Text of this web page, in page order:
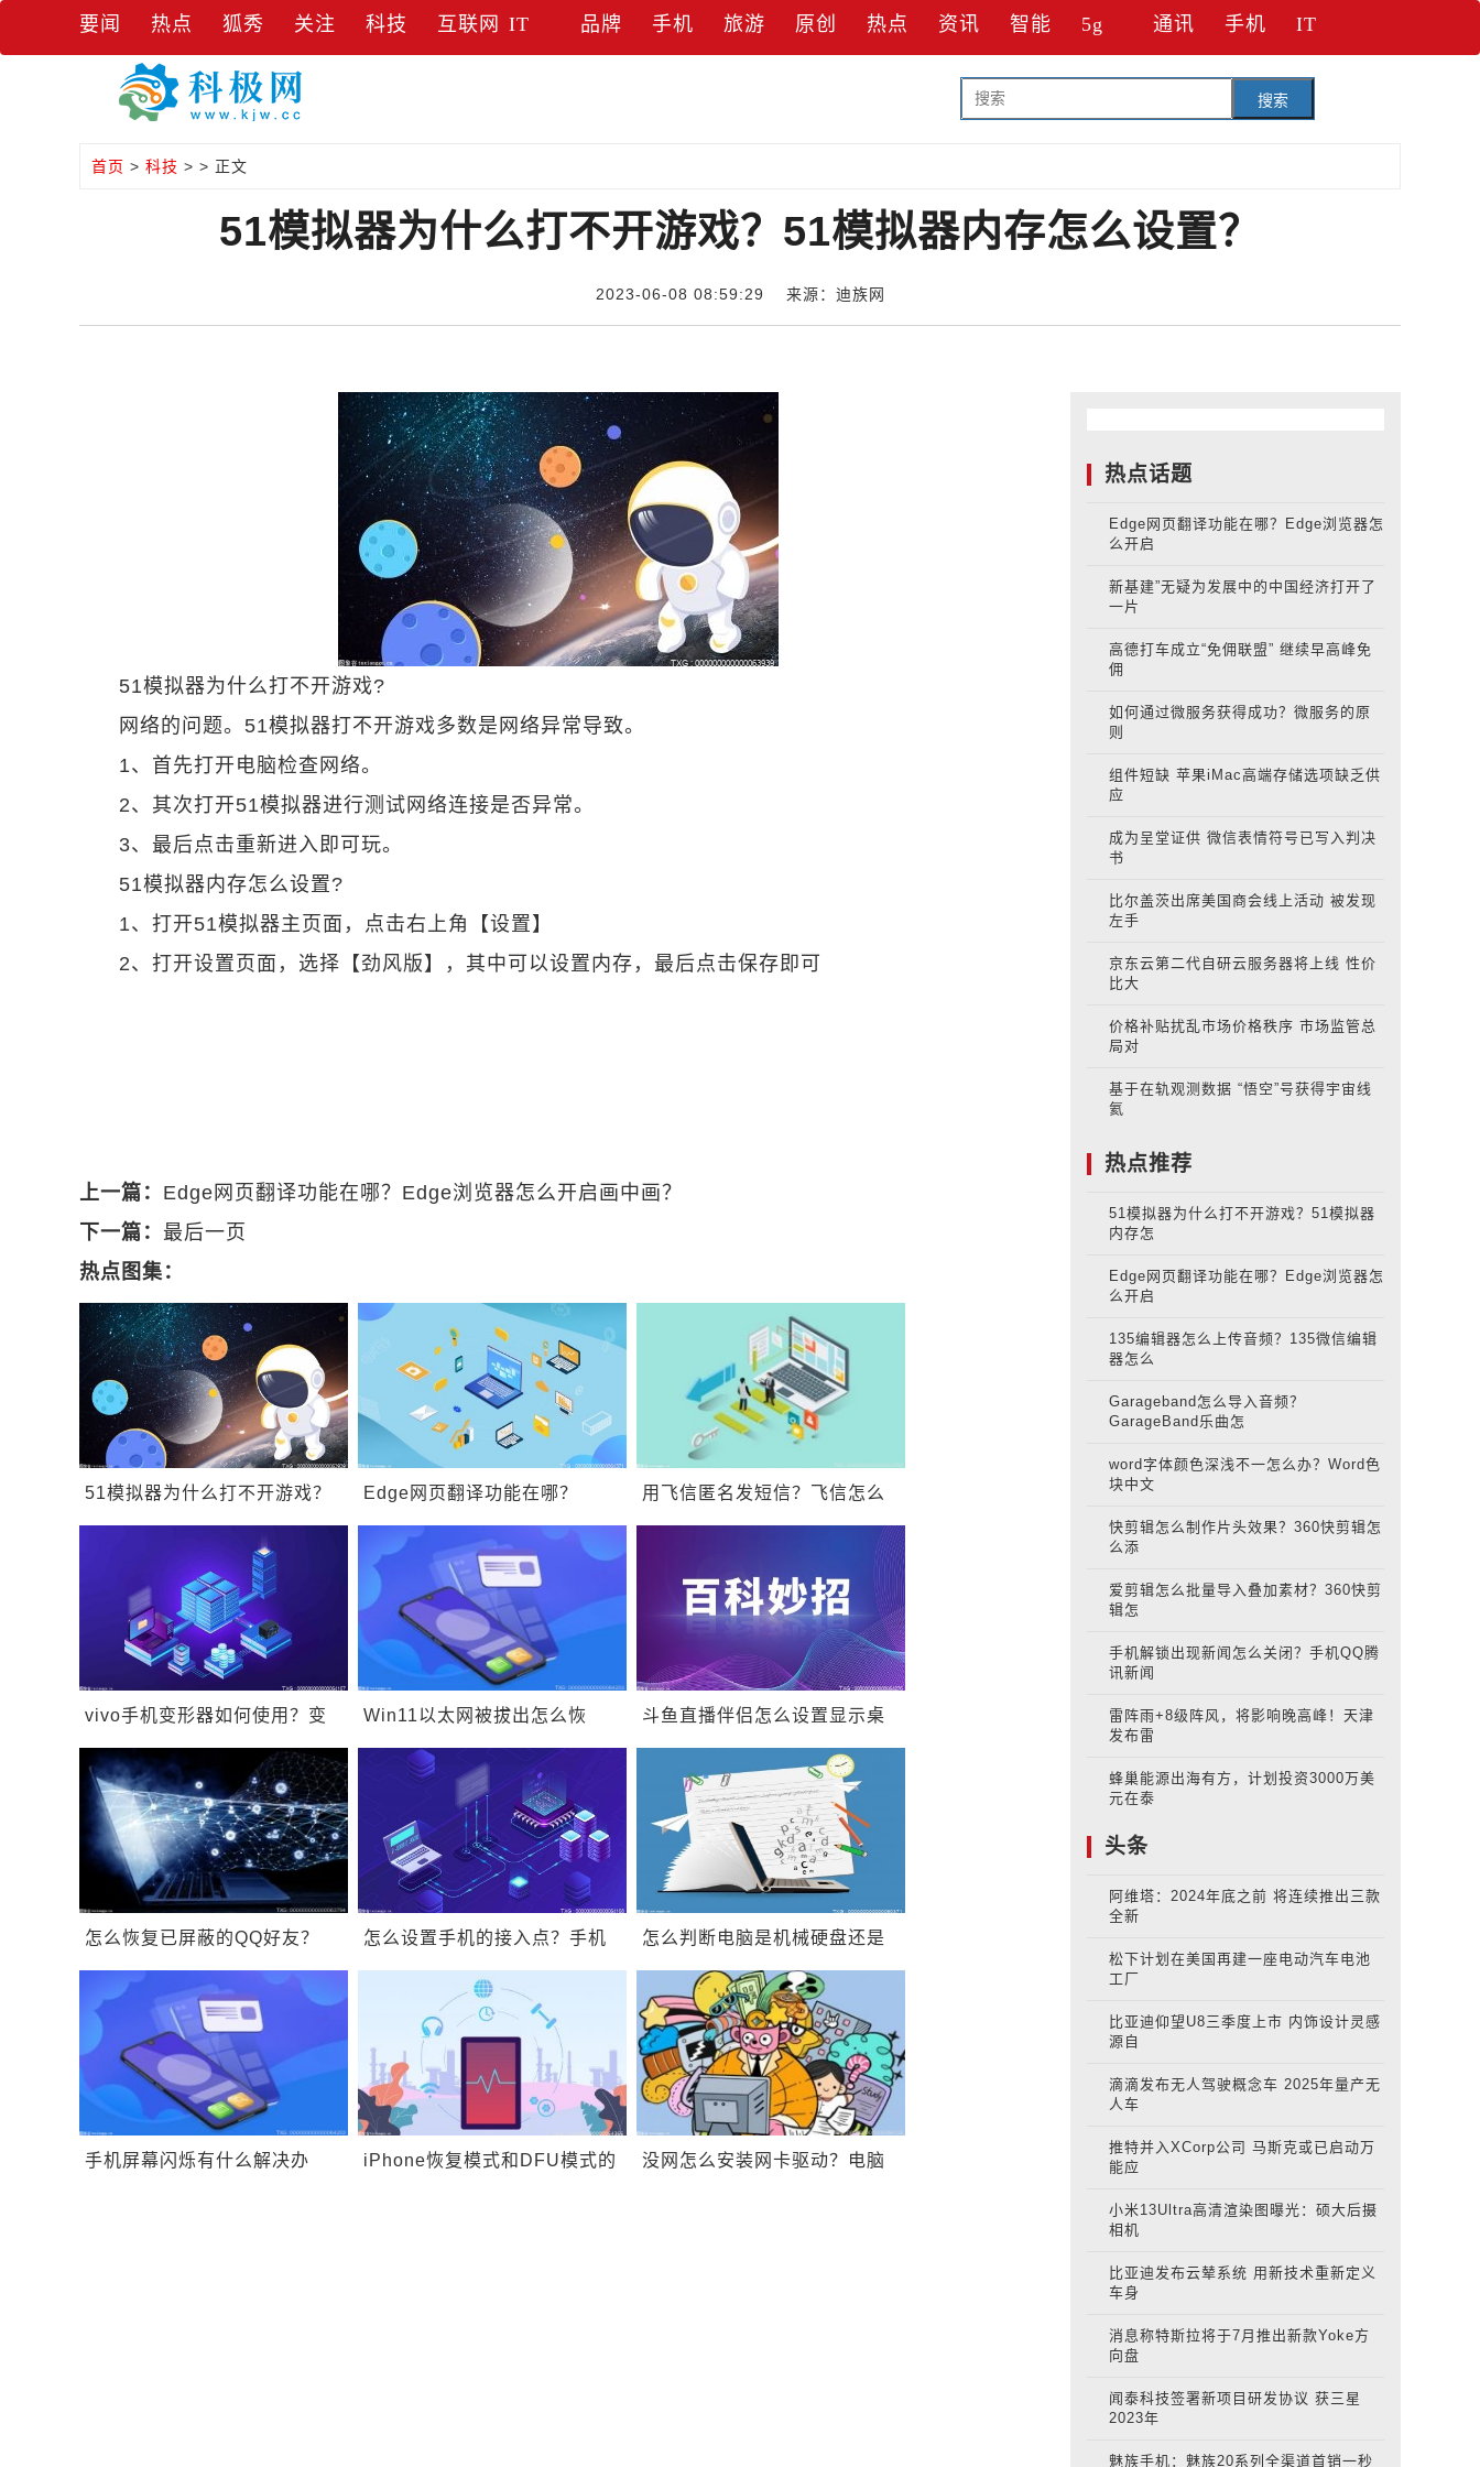
要闻 热点 狐秀 关注 科技 互联网 IT 品牌 手机 旅游 原创 热点 资讯 智能 5g 通讯 手机 IT
搜索
首页 > 科技 > > 正文
51模拟器为什么打不开游戏？51模拟器内存怎么设置？
2023-06-08 08:59:29 来源：迪族网
51模拟器为什么打不开游戏?
网络的问题。51模拟器打不开游戏多数是网络异常导致。
1、首先打开电脑检查网络。
2、其次打开51模拟器进行测试网络连接是否异常。
3、最后点击重新进入即可玩。
51模拟器内存怎么设置?
1、打开51模拟器主页面，点击右上角【设置】
2、打开设置页面，选择【劲风版】，其中可以设置内存，最后点击保存即可
上一篇： Edge网页翻译功能在哪？Edge浏览器怎么开启画中画？
下一篇： 最后一页
热点图集：
51模拟器为什么打不开游戏？ Edge网页翻译功能在哪？ 用飞信匿名发短信？飞信怎么
vivo手机变形器如何使用？变
型器有什么用为什么不能卸
载？
Win11以太网被拔出怎么恢
复？如何删除windows系统？
斗鱼直播伴侣怎么设置显示桌
面？斗鱼直播伴侣黑屏怎么
怎么恢复已屏蔽的QQ好友？ 怎么设置手机的接入点？手机
无法访问移动网络是怎么回
怎么判断电脑是机械硬盘还是
固态硬盘？固态硬盘与机械硬
盘有什么不同？
手机屏幕闪烁有什么解决办 iPhone恢复模式和DFU模式的 没网怎么安装网卡驱动？电脑
热点话题
Edge网页翻译功能在哪？Edge浏览器怎
么开启
新基建”无疑为发展中的中国经济打开了
一片
高德打车成立“免佣联盟” 继续早高峰免
佣
如何通过微服务获得成功？微服务的原
则
组件短缺 苹果iMac高端存储选项缺乏供
应
成为呈堂证供 微信表情符号已写入判决
书
比尔盖茨出席美国商会线上活动 被发现
左手
京东云第二代自研云服务器将上线 性价
比大
价格补贴扰乱市场价格秩序 市场监管总
局对
基于在轨观测数据 “悟空”号获得宇宙线
氦
热点推荐
51模拟器为什么打不开游戏？51模拟器
内存怎
Edge网页翻译功能在哪？Edge浏览器怎
么开启
135编辑器怎么上传音频？135微信编辑
器怎么
Garageband怎么导入音频？
GarageBand乐曲怎
word字体颜色深浅不一怎么办？Word色
块中文
快剪辑怎么制作片头效果？360快剪辑怎
么添
爱剪辑怎么批量导入叠加素材？360快剪
辑怎
手机解锁出现新闻怎么关闭？手机QQ腾
讯新闻
雷阵雨+8级阵风，将影响晚高峰！天津
发布雷
蜂巢能源出海有方，计划投资3000万美
元在泰
头条
阿维塔：2024年底之前 将连续推出三款
全新
松下计划在美国再建一座电动汽车电池
工厂
比亚迪仰望U8三季度上市 内饰设计灵感
源自
滴滴发布无人驾驶概念车 2025年量产无
人车
推特并入XCorp公司 马斯克或已启动万
能应
小米13Ultra高清渲染图曝光：硕大后摄
相机
比亚迪发布云辇系统 用新技术重新定义
车身
消息称特斯拉将于7月推出新款Yoke方
向盘
闻泰科技签署新项目研发协议 获三星
2023年
魅族手机：魅族20系列全渠道首销一秒